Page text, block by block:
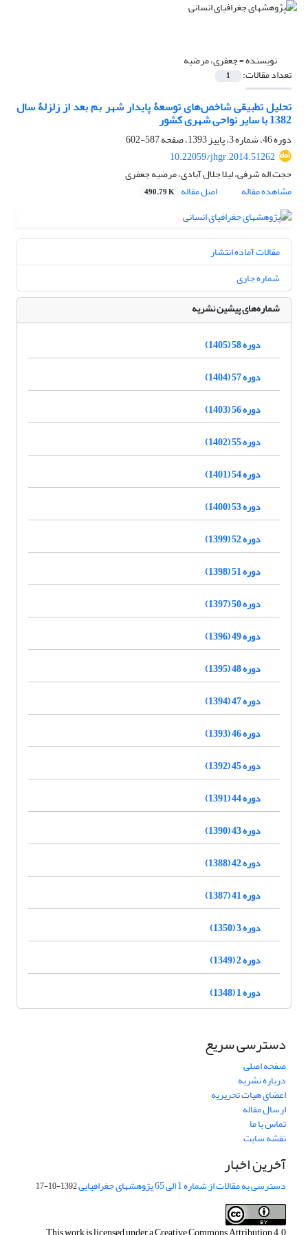
نویسنده =جعفری، مرضیه
تعداد مقالات: 1
تحلیل تطبیقی شاخص‌های توسعۀ پایدار شهر بم بعد از زلزلۀ سال
1382 با سایر نواحی شهری کشور
دوره 46، شماره 3، پاییز 1393، صفحه
587-602
10.22059/jhgr.2014.51262
حجت اله شرفی، لیلا جلال آبادی، مرضیه جعفری
مشاهده مقاله
اصل مقاله 490.79 K
مقالات آماده انتشار
شماره جاری
شماره‌های پیشین نشریه
دوره 58 (1405)
دوره 57 (1404)
دوره 56 (1403)
دوره 55 (1402)
دوره 54 (1401)
دوره 53 (1400)
دوره 52 (1399)
دوره 51 (1398)
دوره 50 (1397)
دوره 49 (1396)
دوره 48 (1395)
دوره 47 (1394)
دوره 46 (1393)
دوره 45 (1392)
دوره 44 (1391)
دوره 43 (1390)
دوره 42 (1388)
دوره 41 (1387)
دوره 3 (1350)
دوره 2 (1349)
دوره 1 (1348)
دسترسی سریع
صفحه اصلی
درباره نشریه
اعضای هیات تحریریه
ارسال مقاله
تماس با ما
نقشه سایت
آخرین اخبار
دسترسی به مقالات از شماره 1 الی 65 پژوهشهای جغرافیایی 1392-10-17